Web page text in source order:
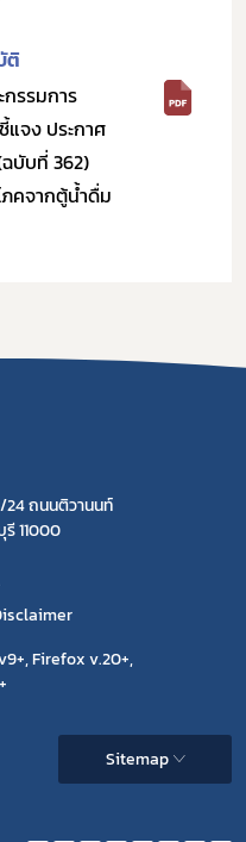
ติ
รรมการ
แจง ประกาศ
บับที่ 362)
ภคจากตู้น้ำดื่ม
24 ถนนติวานนท์
11000
Firefox v.20+,
Sitemap